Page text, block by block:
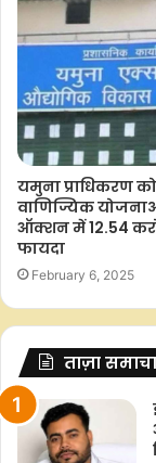
यमुना प्राधिकरण
वाणिज्यिक
ऑक्शन में 12.54
फायदा
February 6, 2025
ताज़ा